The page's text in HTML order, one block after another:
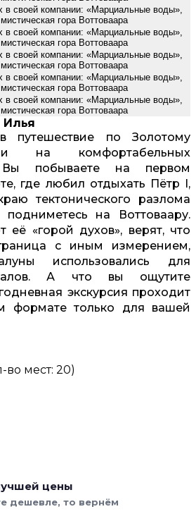
Илья
путешествие по Золотому
на комфортабельных
Вы побываете на первом
где любил отдыхать Пётр I,
тектонического разлома
на Воттоваару.
её «горой духов», верят, что
с иным измерением,
использовались для
А что вы ощутите
экскурсия проходит
формате только для вашей
мест: 20)
цены
дешевле, то вернём